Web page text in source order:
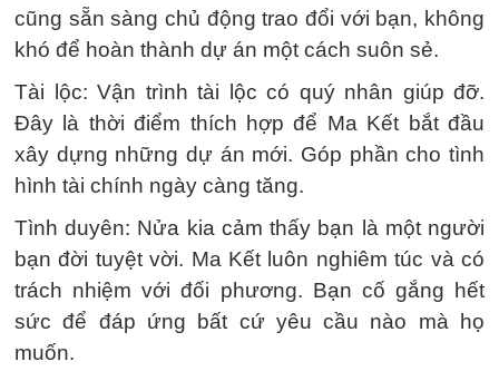
cũng sẵn sàng chủ động trao đổi với bạn, không
khó để hoàn thành dự án một cách suôn sẻ.
Tài lộc: Vận trình tài lộc có quý nhân giúp đỡ.
Đây là thời điểm thích hợp để Ma Kết bắt đầu
xây dựng những dự án mới. Góp phần cho tình
hình tài chính ngày càng tăng.
Tình duyên: Nửa kia cảm thấy bạn là một người
bạn đời tuyệt vời. Ma Kết luôn nghiêm túc và có
trách nhiệm với đối phương. Bạn cố gắng hết
sức để đáp ứng bất cứ yêu cầu nào mà họ
muốn.